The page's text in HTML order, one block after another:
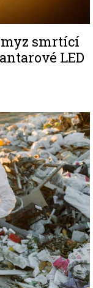
smrtící
LED